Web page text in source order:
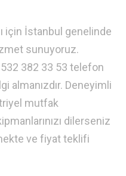
için İstanbul genelinde
sunuyoruz.
382 33 53 telefon
almanızdır. Deneyimli
mutfak
dilerseniz
ve fiyat teklifi